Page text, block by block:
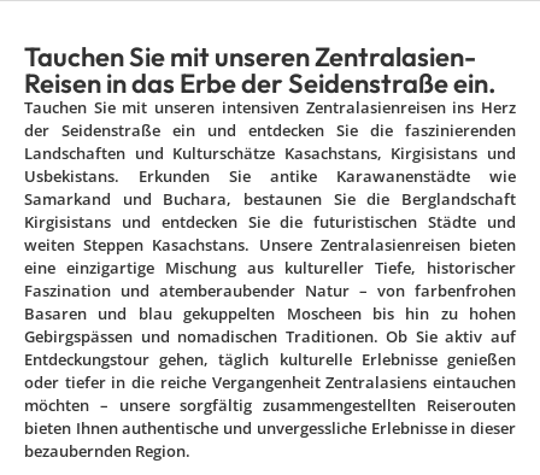
Tauchen Sie mit unseren Zentralasien-
Reisen in das Erbe der Seidenstraße ein.
Tauchen Sie mit unseren intensiven Zentralasienreisen ins Herz
der Seidenstraße ein und entdecken Sie die faszinierenden
Landschaften und Kulturschätze Kasachstans, Kirgisistans und
Usbekistans. Erkunden Sie antike Karawanenstädte wie
Samarkand und Buchara, bestaunen Sie die Berglandschaft
Kirgisistans und entdecken Sie die futuristischen Städte und
weiten Steppen Kasachstans. Unsere Zentralasienreisen bieten
eine einzigartige Mischung aus kultureller Tiefe, historischer
Faszination und atemberaubender Natur – von farbenfrohen
Basaren und blau gekuppelten Moscheen bis hin zu hohen
Gebirgspässen und nomadischen Traditionen. Ob Sie aktiv auf
Entdeckungstour gehen, täglich kulturelle Erlebnisse genießen
oder tiefer in die reiche Vergangenheit Zentralasiens eintauchen
möchten – unsere sorgfältig zusammengestellten Reiserouten
bieten Ihnen authentische und unvergessliche Erlebnisse in dieser
bezaubernden Region.